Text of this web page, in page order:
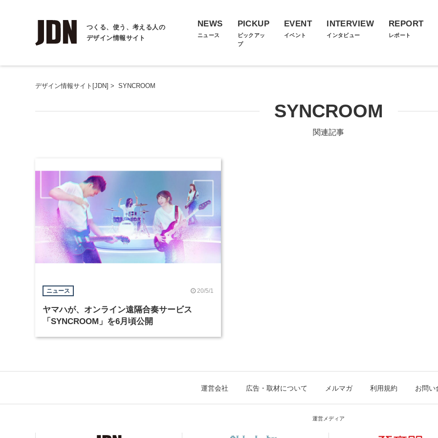
つくる、使う、考える人の
デザイン情報サイト
NEWS
ニュース
PICKUP
ピックアッ
プ
EVENT
イベント
INTERVIEW
インタビュー
REPORT
レポート
デザイン情報サイト[JDN] > SYNCROOM
SYNCROOM
関連記事
ニュース 20/5/1
ヤマハが、オンライン遠隔合奏サービス
「SYNCROOM」を6月頃公開
運営会社 広告・取材について メルマガ 利用規約 お問い
運営メディア